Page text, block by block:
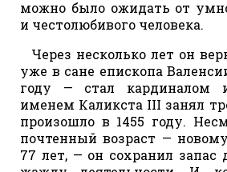
можно было ожидать от
и честолюбивого человека.
Через несколько лет он
уже в сане епископа
году — стал кардиналом
именем Каликста III занял
произошло в 1455 году.
почтенный возраст —
77 лет, — он сохранил